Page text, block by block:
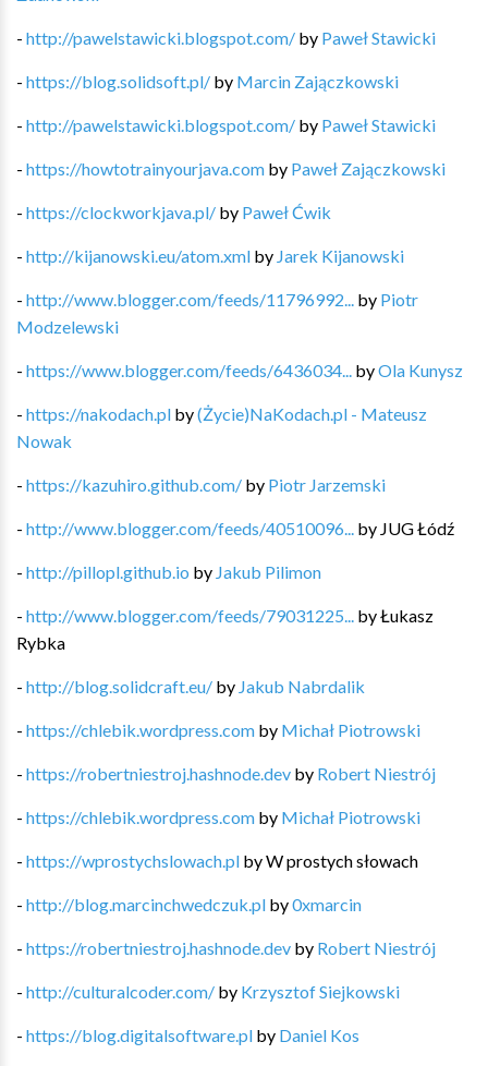
- http://pawelstawicki.blogspot.com/ by Paweł Stawicki
- https://blog.solidsoft.pl/ by Marcin Zajączkowski
- http://pawelstawicki.blogspot.com/ by Paweł Stawicki
- https://howtotrainyourjava.com by Paweł Zajączkowski
- https://clockworkjava.pl/ by Paweł Ćwik
- http://kijanowski.eu/atom.xml by Jarek Kijanowski
- http://www.blogger.com/feeds/11796992... by Piotr
Modzelewski
- https://www.blogger.com/feeds/6436034... byOla Kunysz
- https://nakodach.pl by(Życie)NaKodach.pl - Mateusz
Nowak
- https://kazuhiro.github.com/ by Piotr Jarzemski
- http://www.blogger.com/feeds/40510096... by JUG Łódź
- http://pillopl.github.io by Jakub Pilimon
- http://www.blogger.com/feeds/79031225... byŁukasz
Rybka
- http://blog.solidcraft.eu/ by Jakub Nabrdalik
- https://chlebik.wordpress.com by Michał Piotrowski
- https://robertniestroj.hashnode.dev by Robert Niestrój
- https://chlebik.wordpress.com by Michał Piotrowski
- https://wprostychslowach.pl byW prostych słowach
- http://blog.marcinchwedczuk.pl by0xmarcin
- https://robertniestroj.hashnode.dev by Robert Niestrój
- http://culturalcoder.com/ by Krzysztof Siejkowski
- https://blog.digitalsoftware.pl by Daniel Kos